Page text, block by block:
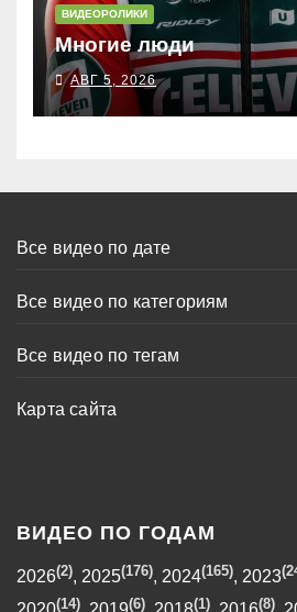
ВИДЕОРОЛИКИ
Многие люди
АВГ 5, 2026
Все видео по дате
Все видео по категориям
Все видео по тегам
Карта сайта
ВИДЕО ПО ГОДАМ
2026(2), 2025(176), 2024(165), 2023
(14) (6) (1) (8)